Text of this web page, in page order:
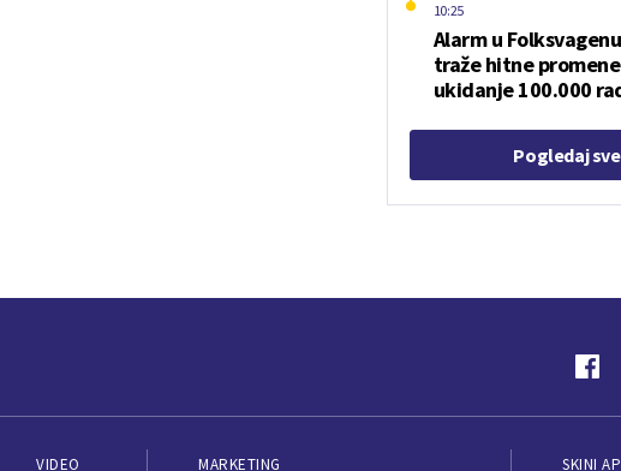
Alarm u
traže hitne
ukidanje 100.000
10:25
Pogledaj sve
VIDEO
MARKETING
SKINI